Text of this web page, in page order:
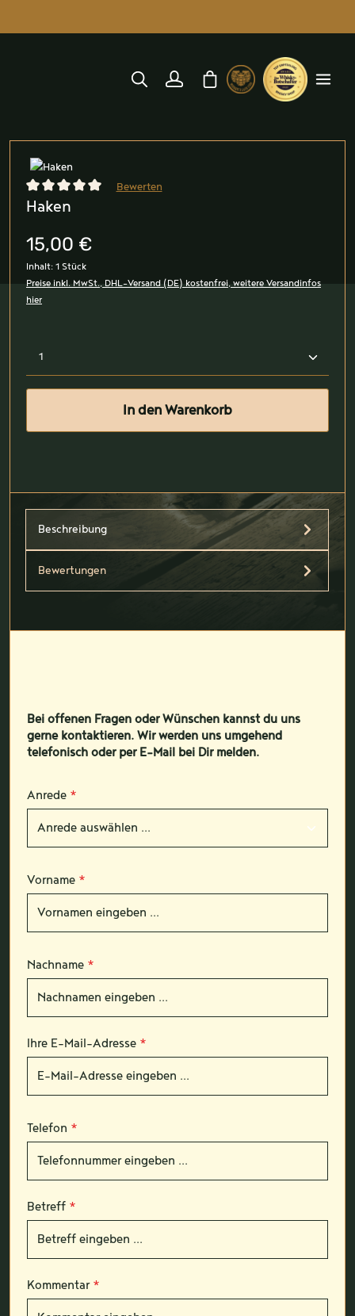
Warenkorb enthält 0
Bildergalerie überspringen
Durchschnittliche Bewertung von 0 von 5 Sternen
Bewerten
Haken
15,00 €
Inhalt: 1 Stück
Preise inkl. MwSt., DHL-Versand (DE) kostenfrei, weitere Versandinfos
hier
Produkt Anzahl: Gib den gewünschten Wert ein oder
In den Warenkorb
Beschreibung
Bewertungen
Bei offenen Fragen oder Wünschen kannst du uns
gerne kontaktieren. Wir werden uns umgehend
telefonisch oder per E-Mail bei Dir melden.
Anrede *
Vorname *
Nachname *
Ihre E-Mail-Adresse *
Telefon *
Betreff *
Kommentar *